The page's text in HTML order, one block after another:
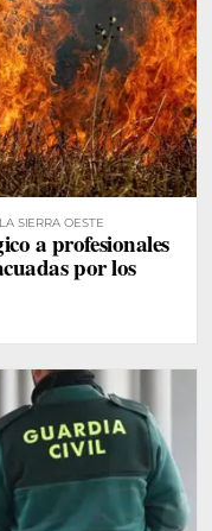
SIERRA OESTE
a profesionales
por los